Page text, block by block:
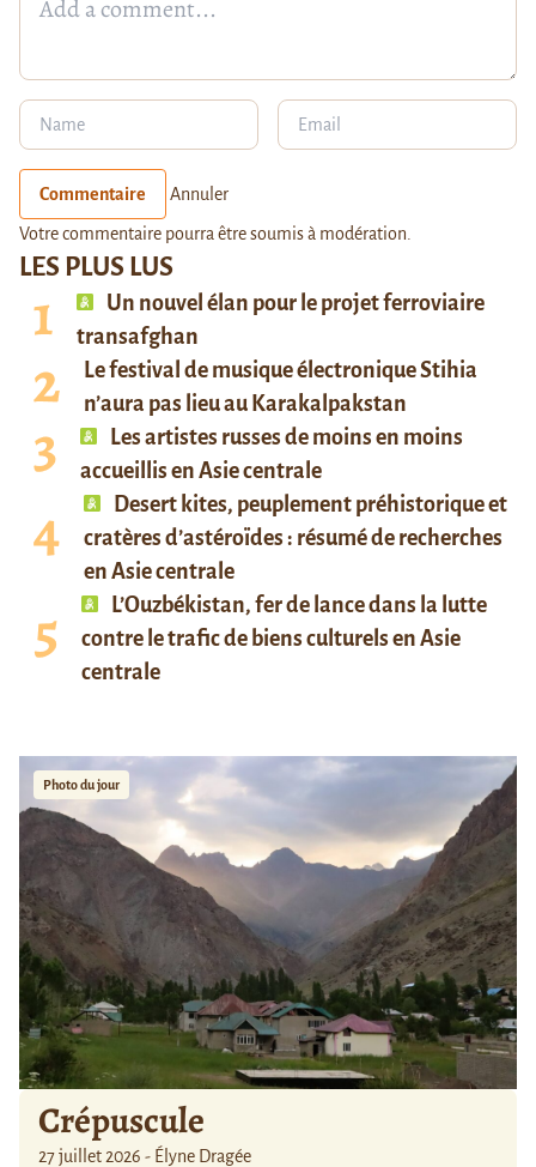
LES PLUS LUS
Un nouvel élan pour le projet ferroviaire
transafghan
Le festival de musique électronique Stihia
n’aura pas lieu au Karakalpakstan
Les artistes russes de moins en moins
accueillis en Asie centrale
Desert kites, peuplement préhistorique et
cratères d’astéroïdes : résumé de recherches
en Asie centrale
L’Ouzbékistan, fer de lance dans la lutte
contre le trafic de biens culturels en Asie
centrale
Photo du jour
Crépuscule
27 juillet 2026 - Élyne Dragée
Commentaire Annuler
Votre commentaire pourra être soumis à modération.